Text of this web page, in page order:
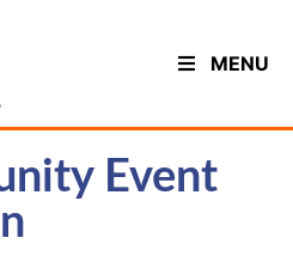
MENU
Event